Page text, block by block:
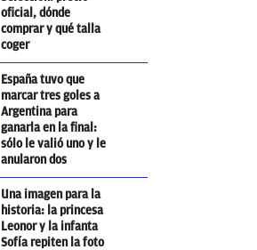
oficial, dónde
comprar y qué talla
coger
España tuvo que
marcar tres goles a
Argentina para
ganarla en la final:
sólo le valió uno y le
anularon dos
Una imagen para la
historia: la princesa
Leonor y la infanta
Sofía repiten la foto